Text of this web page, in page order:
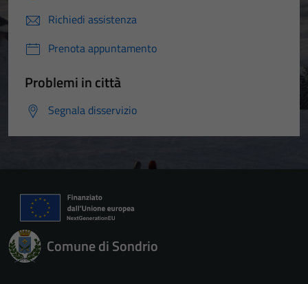
Richiedi assistenza
Prenota appuntamento
Problemi in città
Segnala disservizio
Comune di Sondrio